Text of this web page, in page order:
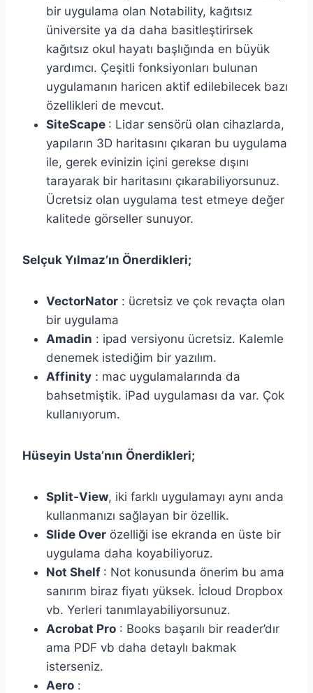
bir uygulama olan Notability, kağıtsız
üniversite ya da daha basitleştirirsek
kağıtsız okul hayatı başlığında en büyük
yardımcı. Çeşitli fonksiyonları bulunan
uygulamanın haricen aktif edilebilecek bazı
özellikleri de mevcut.
SiteScape : Lidar sensörü olan cihazlarda,
yapıların 3D haritasını çıkaran bu uygulama
ile, gerek evinizin içini gerekse dışını
tarayarak bir haritasını çıkarabiliyorsunuz.
Ücretsiz olan uygulama test etmeye değer
kalitede görseller sunuyor.
Selçuk Yılmaz’ın Önerdikleri;
VectorNator : ücretsiz ve çok revaçta olan
bir uygulama
Amadin : ipad versiyonu ücretsiz. Kalemle
denemek istediğim bir yazılım.
Affinity : mac uygulamalarında da
bahsetmiştik. iPad uygulaması da var. Çok
kullanıyorum.
Hüseyin Usta’nın Önerdikleri;
Split-View, iki farklı uygulamayı aynı anda
kullanmanızı sağlayan bir özellik.
Slide Over özelliği ise ekranda en üste bir
uygulama daha koyabiliyoruz.
Not Shelf : Not konusunda önerim bu ama
sanırım biraz fiyatı yüksek. İcloud Dropbox
vb. Yerleri tanımlayabiliyorsunuz.
Acrobat Pro : Books başarılı bir reader’dır
ama PDF vb daha detaylı bakmak
isterseniz.
Aero :